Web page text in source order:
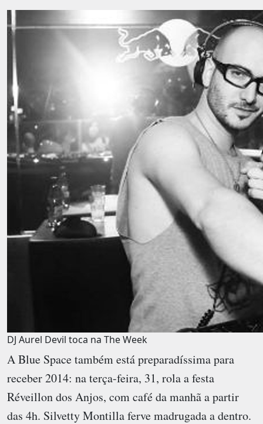
DJ Aurel Devil toca na The Week
ABlue Spacetambém está preparadíssima para
receber 2014: na terça-feira, 31, rola a festa
Réveillon dos Anjos, com café da manhã a partir
das 4h. Silvetty Montilla ferve madrugada a dentro.